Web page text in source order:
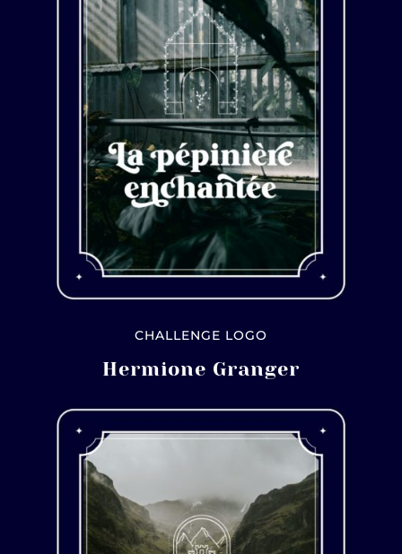
CHALLENGE LOGO
Hermione Granger